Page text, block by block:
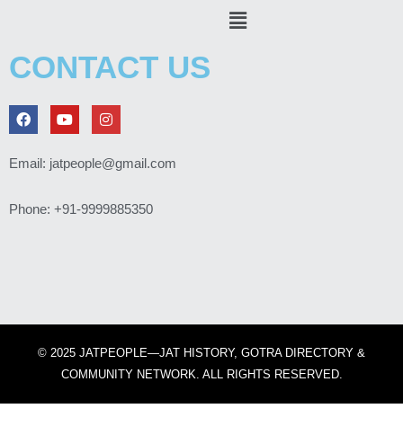
Menu
CONTACT US
F
a
c
b
k
Y
o
u
u
I
n
s
t
a
a
Email: jatpeople@gmail.com
Phone: +91-9999885350
© 2025 JATPEOPLE—JAT HISTORY, GOTRA DIRECTORY &
COMMUNITY NETWORK. ALL RIGHTS RESERVED.